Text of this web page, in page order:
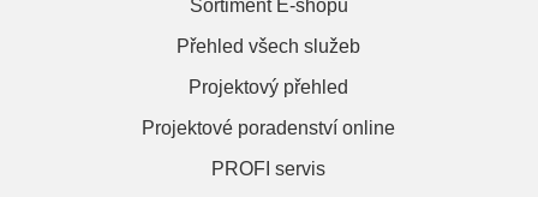
Sortiment E-shopu
Přehled všech služeb
Projektový přehled
Projektové poradenství online
PROFI servis